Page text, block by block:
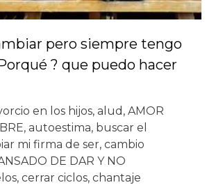
pero siempre tengo
? que puedo hacer
en los hijos, alud , AMOR
, autoestima, buscar el
mi firma de ser, cambio
DE DAR Y NO
, cerrar ciclos, chantaje